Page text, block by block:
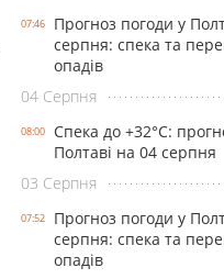
07:46
Прогноз погоди у
серпня: спека та
опадів
04 Серпня
08:00
Спека до +32°С:
Полтаві на 04 серпня
03 Серпня
07:52
Прогноз погоди у
серпня: спека та
опадів